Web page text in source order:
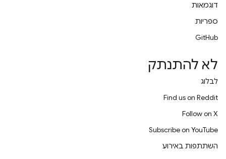
דוגמאות
ספריות
GitHub
לא להתנתק
לבלוג
Find us on Reddit
Follow on X
Subscribe on YouTube
השתתפות באירוע